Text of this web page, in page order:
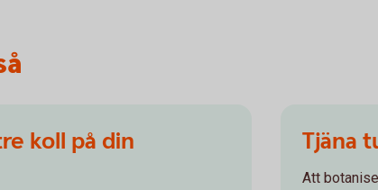
koll på din
Tjäna
Att